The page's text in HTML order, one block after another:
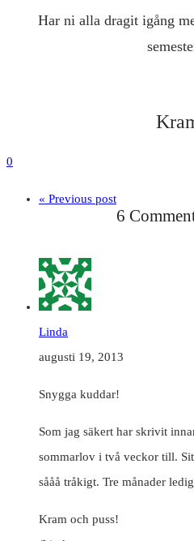
Har ni alla dragit igång
0
« Previous post
6
Linda
augusti 19, 2013
Snygga kuddar!
Som jag säkert har skrivit
sommarlov i två veckor till.
sååå tråkigt. Tre månader
Kram och puss!